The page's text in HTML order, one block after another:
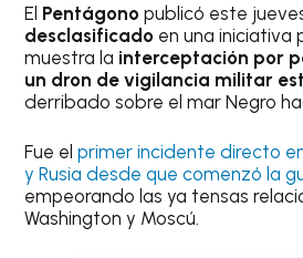
El Pentágono publicó este
desclasificado en una iniciativa
muestra la interceptación por
un dron de vigilancia militar
derribado sobre el mar Negro
Fue elprimer incidente directo
y Rusia desde que comenzó la
empeorando las ya tensas
Washington y Moscú.